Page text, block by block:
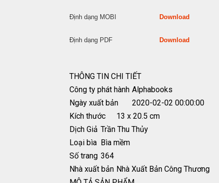
Định dạng MOBI Download
Định dạng PDF Download
THÔNG TIN CHI TIẾT
Công ty phát hành Alphabooks
Ngày xuất bản
2020-02-02 00:00:00
Kích thước
13 x 20.5 cm
Dịch Giả Trần Thu Thủy
Loại bìa Bìa mềm
Số trang 364
Nhà xuất bản Nhà Xuất Bản Công Thương